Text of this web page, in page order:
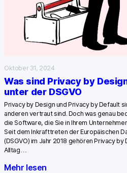
Oktober 31, 2024
Was sind Privacy by
unter der DSGVO
Privacy by Design und Privacy by Default
anderen vertraut sind. Doch was genau
die Software, die Sie in Ihrem
Seit dem Inkrafttreten der Europäischen
(DSGVO) im Jahr 2018 gehören Privacy
Alltag…
Mehr lesen